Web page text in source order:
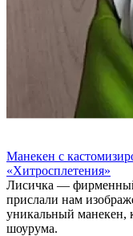
Манекен с
«Хитросплетения»
Лисичка —
прислали нам
уникальный манекен,
шоурума.